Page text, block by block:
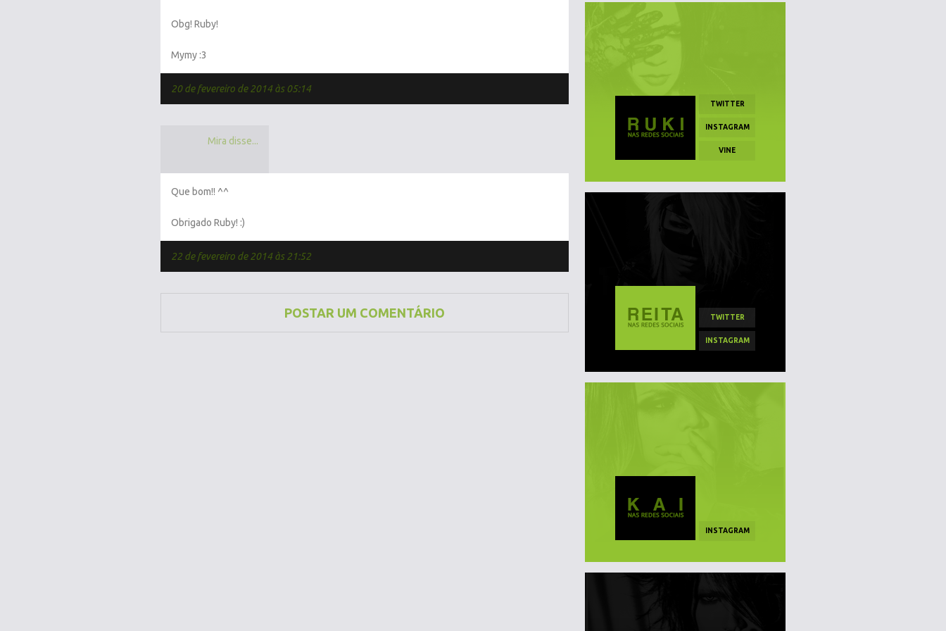
Obg! Ruby!
Mymy :3
20 de fevereiro de 2014 às 05:14
Mira disse...
Que bom!! ^^
Obrigado Ruby! :)
22 de fevereiro de 2014 às 21:52
POSTAR UM COMENTÁRIO
TWITTER
INSTAGRAM
VINE
TWITTER
INSTAGRAM
INSTAGRAM